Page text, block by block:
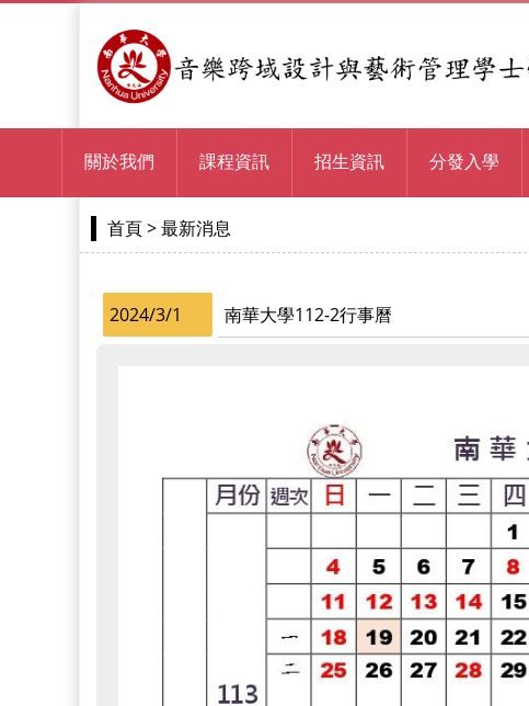
首頁 > 最新消息
2024/3/1 南華大學112-2行事曆
關於我們 課程資訊 招生資訊 分發入學